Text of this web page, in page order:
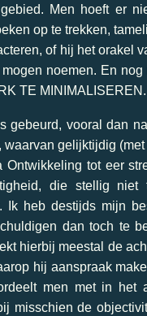
Men hoeft er
op te trekken,
of hij het orakel
noemen. En
TE MINIMALISEREN.
gebeurd, vooral dan
waarvan gelijktijdig (met
Ontwikkeling tot eer
die stellig
Ik heb destijds mijn
dan toch te
hierbij meestal de
hij aanspraak
men met in het
misschien de